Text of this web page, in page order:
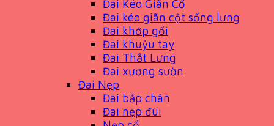
Đai Kéo Giãn Cổ
Đai kéo giãn cột sống lưng
Đai khớp gối
Đai khuỷu tay
Đai Thắt Lưng
Đai xương sườn
Đai Nẹp
Đai bắp chân
Đai nẹp đùi